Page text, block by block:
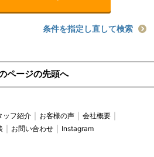
条件を指定し直して検索
ページの先頭へ
ッフ紹介 お客様の声
会社概要
お問い合わせ Instagram